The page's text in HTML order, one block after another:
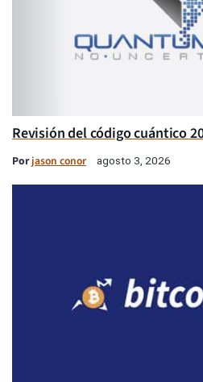
Revisión del código cuántico
Porjason conor agosto 3, 2026